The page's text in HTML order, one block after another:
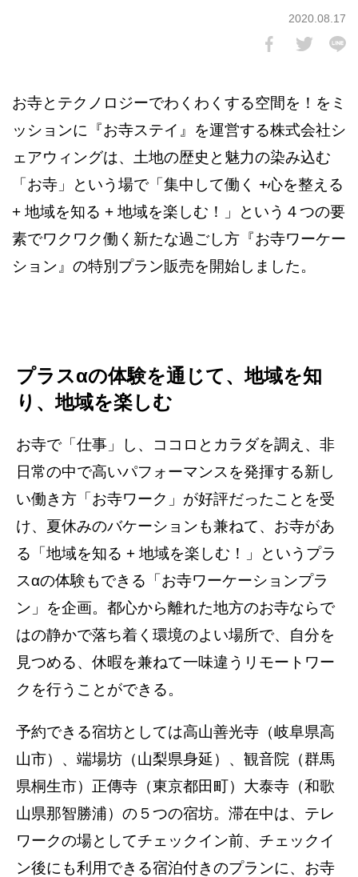
2020.08.17
お寺とテクノロジーでわくわくする空間を！をミ
ッションに『お寺ステイ』を運営する株式会社シ
ェアウィングは、土地の歴史と魅力の染み込む
「お寺」という場で「集中して働く +心を整える
+ 地域を知る + 地域を楽しむ！」という４つの要
素でワクワク働く新たな過ごし方『お寺ワーケー
ション』の特別プラン販売を開始しました。
プラスαの体験を通じて、地域を知
り、地域を楽しむ
お寺で「仕事」し、ココロとカラダを調え、非
日常の中で高いパフォーマンスを発揮する新し
い働き方「お寺ワーク」が好評だったことを受
け、夏休みのバケーションも兼ねて、お寺があ
る「地域を知る + 地域を楽しむ！」というプラ
スαの体験もできる「お寺ワーケーションプラ
ン」を企画。都心から離れた地方のお寺ならで
はの静かで落ち着く環境のよい場所で、自分を
見つめる、休暇を兼ねて一味違うリモートワー
クを行うことができる。
予約できる宿坊としては高山善光寺（岐阜県高
山市）、端場坊（山梨県身延）、観音院（群馬
県桐生市）正傳寺（東京都田町）大泰寺（和歌
山県那智勝浦）の５つの宿坊。滞在中は、テレ
ワークの場としてチェックイン前、チェックイ
ン後にも利用できる宿泊付きのプランに、お寺